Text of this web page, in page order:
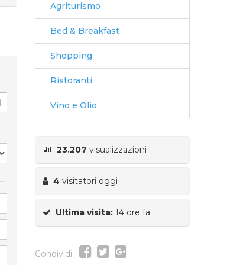
Agriturismo
Bed & Breakfast
Shopping
Ristoranti
Vino e Olio
23.207 visualizzazioni
4 visitatori oggi
Ultima visita:14 ore fa
Condividi: